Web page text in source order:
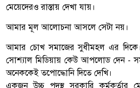
মেয়েদেরও রাস্তায় দেখা যায়।
আমার মূল আলোচনা আসলে সেটা নয়।
আমার চোখ সমাজের সুধীমহল এর
সোশ্যাল মিডিয়ায় কেউ আপলোড দেন -
অনেককেই তপোদ্ধোনি দিতে দেখি।
একজন উচ্চ পদস্থ সরকারি কর্মকর্তার